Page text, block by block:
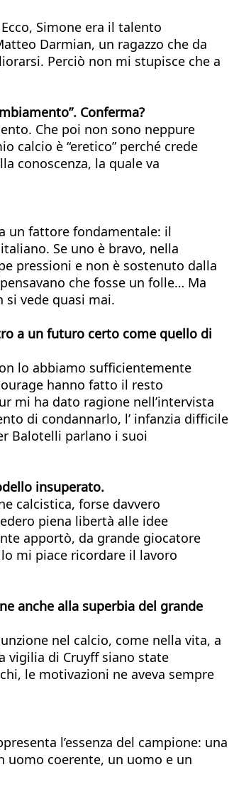
Simone era il talento
Darmian, un ragazzo che da
Perciò non mi stupisce che a
Conferma?
Che poi non sono neppure
calcio è “eretico” perché crede
conoscenza, la quale va
un fattore fondamentale: il
Se uno è bravo, nella
pressioni e non è sostenuto dalla
che fosse un folle… Ma
si vede quasi mai.
a un futuro certo come quello di
lo abbiamo sufficientemente
hanno fatto il resto
mi ha dato ragione nell’intervista
di condannarlo, l’ infanzia difficile
Balotelli parlano i suoi
insuperato.
calcistica, forse davvero
piena libertà alle idee
apportò, da grande giocatore
mi piace ricordare il lavoro
anche alla superbia del grande
nel calcio, come nella vita, a
vigilia di Cruyff siano state
le motivazioni ne aveva sempre
l’essenza del campione: una
uomo coerente, un uomo e un